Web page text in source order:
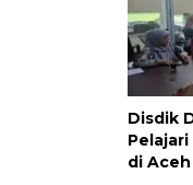
Disdik
di